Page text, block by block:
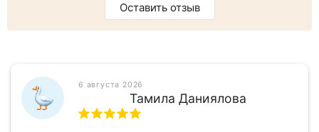
Оставить отзыв
6 августа 2026
Тамила Даниялова